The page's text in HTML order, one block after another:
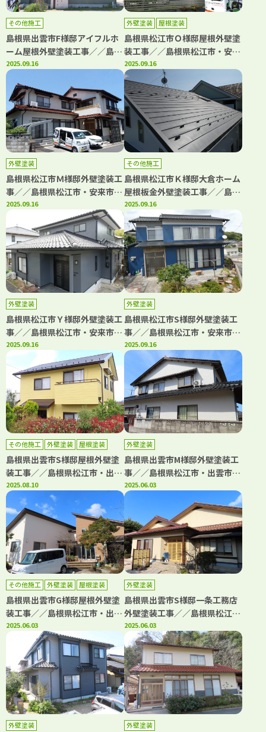
その他施工
島根県出雲市F様邸アイフルホ
ーム屋根外壁塗装工事／／島根
県松江市・出雲市・大田市・雲
南市・鳥取県米子市・境港市の
「きじま塗装」
2025.09.16
外壁塗装 屋根塗装
島根県松江市Ｏ様邸屋根外壁塗
装工事／／島根県松江市・安来
市・出雲市・大田市・雲南市
鳥取県米子市・境港市の「きじ
ま塗装」
2025.09.16
外壁塗装
島根県松江市Ｍ様邸外壁塗装工
事／／島根県松江市・安来市・
出雲市・大田市・雲南市 鳥取
県米子市・境港市の「きじま塗
装」
2025.09.16
その他施工
島根県松江市Ｋ様邸大倉ホーム
屋根板金外壁塗装工事／／島根
県松江市・安来市・出雲市・大
田市・雲南市 鳥取県米子市・
境港市の「きじま塗装」
2025.09.16
外壁塗装
島根県松江市Ｙ様邸外壁塗装工
事／／島根県松江市・安来市・
出雲市・大田市・雲南市 鳥取
県米子市・境港市の「きじま塗
装」
2025.09.16
外壁塗装
島根県松江市S様邸外壁塗装工
事／／島根県松江市・安来市・
出雲市・大田市・雲南市 鳥取
県米子市・境港市の「きじま塗
2025.09.16
その他施工 外壁塗装 屋根塗装
島根県出雲市S様邸屋根外壁塗
装工事／／島根県松江市・出雲
市・大田市・雲南市・鳥取県米
子市・境港市の「きじま塗装」
2025.08.10
外壁塗装
島根県出雲市M様邸外壁塗装工
事／／島根県松江市・出雲市・
大田市・雲南市・鳥取県米子
市・境港市の「きじま塗装」
2025.06.03
その他施工 外壁塗装 屋根塗装
島根県出雲市G様邸屋根外壁塗
装工事／／島根県松江市・出雲
市・大田市・雲南市の「きじま
塗装」
2025.06.03
外壁塗装
島根県出雲市S様邸一条工務店
外壁塗装工事／／島根県松江
市・出雲市・大田市・雲南市・
鳥取県米子市・境港市の「きじ
ま塗装」
2025.06.03
外壁塗装 外壁塗装